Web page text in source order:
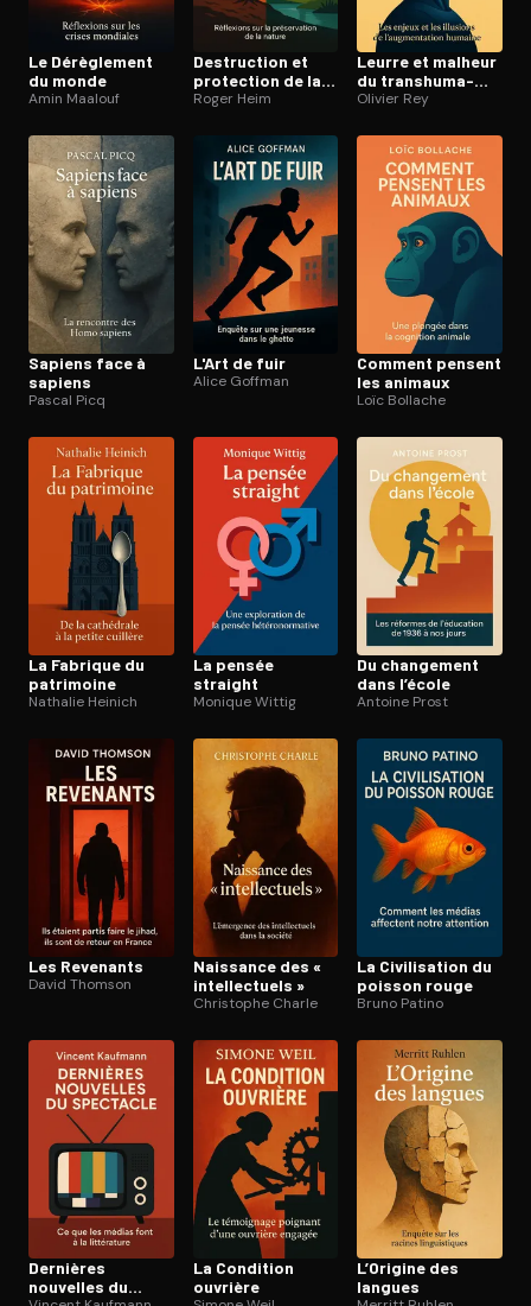
Le Dérèglement
du monde
Amin Maalouf
Destruction et
protection de la
nature
Roger Heim
Leurre et malheur
du trans­hu­ma­
nisme
Olivier Rey
Sapiens face à
sapiens
Pascal Picq
L'Art de fuir
Alice Goffman
Comment pensent
les animaux
Loïc Bollache
La Fabrique du
patrimoine
Nathalie Heinich
La pensée
straight
Monique Wittig
Du changement
dans l’école
Antoine Prost
Les Revenants
David Thomson
Naissance des «
in­tel­lec­tuels »
Christophe Charle
La Ci­vi­li­sa­tion du
poisson rouge
Bruno Patino
Dernières
nouvelles du
La Condition
ouvrière
L’Origine des
langues